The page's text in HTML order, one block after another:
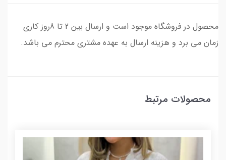
محصول در فروشگاه موجود است و ارسال بین 2 تا 8روز کاری
زمان می برد و هزینه ارسال به عهده مشتری محترم می باشد.
محصولات مرتبط